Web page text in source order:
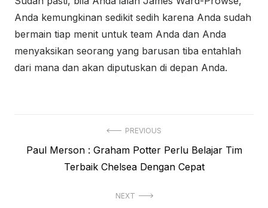
Anda kemungkinan sedikit sedih karena Anda sudah
bermain tiap menit untuk team Anda dan Anda
menyaksikan seorang yang barusan tiba entahlah
dari mana dan akan diputuskan di depan Anda.
pos
PREVIOUS
Previous
Paul Merson : Graham Potter Perlu Belajar Tim
Terbaik Chelsea Dengan Cepat
NEXT